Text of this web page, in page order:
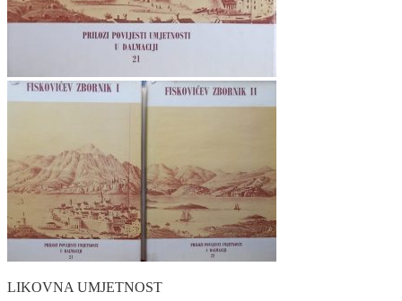
LIKOVNA UMJETNOST